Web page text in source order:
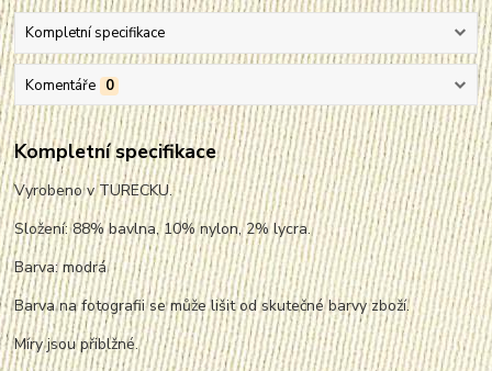
Kompletní specifikace
Komentáře 0
Kompletní specifikace
Vyrobeno v TURECKU.
Složení: 88% bavlna, 10% nylon, 2% lycra.
Barva: modrá
Barva na fotografii se může lišit od skutečné barvy zboží.
Míry jsou přiblžné.